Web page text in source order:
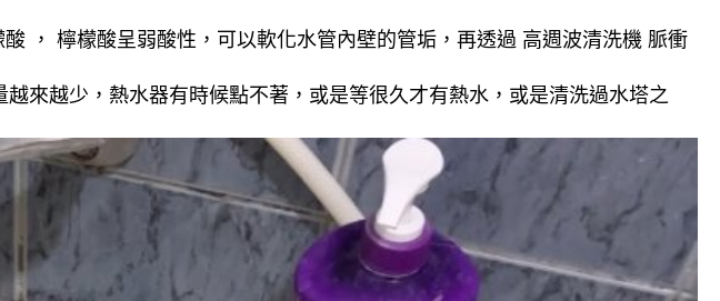
， 檸檬酸呈弱酸性，可以軟化水管內壁的管垢，再透過 高週波清洗機 脈衝
來越少，熱水器有時候點不著，或是等很久才有熱水，或是清洗過水塔之